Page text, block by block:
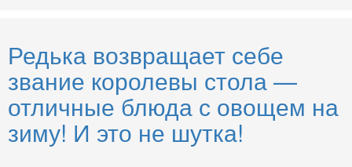
Редька возвращает себе
звание королевы стола —
отличные блюда с овощем на
зиму! И это не шутка!